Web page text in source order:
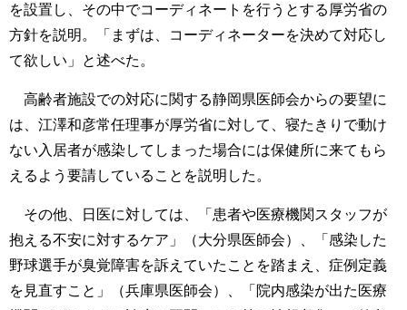
を設置し、その中でコーディネートを行うとする厚労省の
方針を説明。「まずは、コーディネーターを決めて対応し
て欲しい」と述べた。
高齢者施設での対応に関する静岡県医師会からの要望に
は、江澤和彦常任理事が厚労省に対して、寝たきりで動け
ない入居者が感染してしまった場合には保健所に来てもら
えるよう要請していることを説明した。
その他、日医に対しては、「患者や医療機関スタッフが
抱える不安に対するケア」（大分県医師会）、「感染した
野球選手が臭覚障害を訴えていたことを踏まえ、症例定義
を見直すこと」（兵庫県医師会）、「院内感染が出た医療